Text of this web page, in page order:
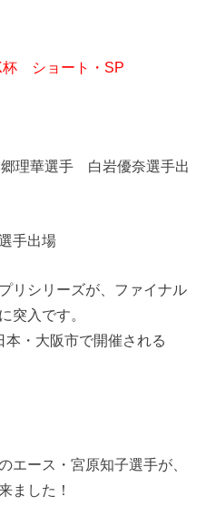
杯 ショート・SP
理華選手 白岩優奈選手出
手出場
リシリーズが、ファイナル
突入です。
・大阪市で開催される
エース・宮原知子選手が、
ました！